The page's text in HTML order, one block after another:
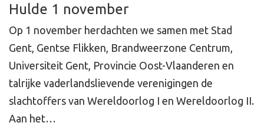
Hulde 1 november
Op 1 november herdachten we samen met Stad
Gent, Gentse Flikken, Brandweerzone Centrum,
Universiteit Gent, Provincie Oost-Vlaanderen en
talrijke vaderlandslievende verenigingen de
slachtoffers van Wereldoorlog I en Wereldoorlog II.
Aan het…